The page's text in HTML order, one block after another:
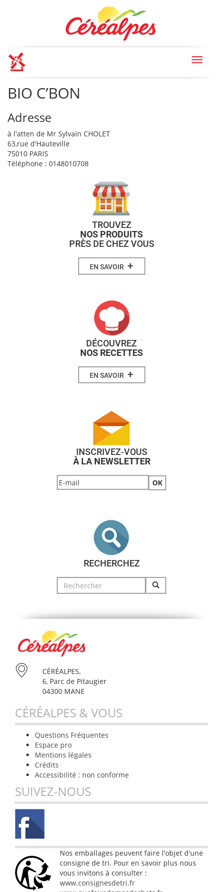
Toggle
BIO C’BON
Adresse
à l'atten de Mr Sylvain CHOLET
63,rue d'Hauteville
75010 PARIS
Téléphone : 0148010708
TROUVEZ
NOS PRODUITS
PRÈS DE CHEZ VOUS
EN SAVOIR +
DÉCOUVREZ
NOS RECETTES
EN SAVOIR +
INSCRIVEZ-VOUS
À LA NEWSLETTER
RECHERCHEZ
Search
for:
CÉRÉALPES,
6, Parc de Pitaugier
04300 MANE
CÉRÉALPES & VOUS
Questions Fréquentes
Espace pro
Mentions légales
Crédits
Accessibilité : non conforme
SUIVEZ-NOUS
Nos emballages peuvent faire l'objet d'une
consigne de tri. Pour en savoir plus nous
vous invitons à consulter :
www.consignesdetri.fr